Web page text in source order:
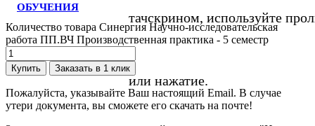
ОБУЧЕНИЯ
тачскрином, используйте
или нажатие.
Количество товара Синергия Научно-исследовательская
работа ПП.ВЧ Производственная практика - 5 семестр
Купить Заказать в 1 клик
Пожалуйста, указывайте Ваш настоящий Email. В случае
утери документа, вы сможете его скачать на почте!